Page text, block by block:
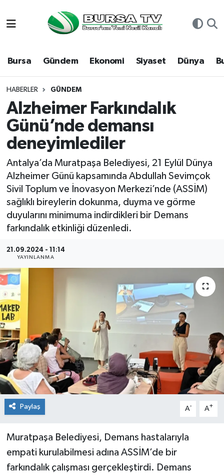
Bursa Gündem Ekonomi Siyaset Dünya
HABERLER GÜNDEM
Alzheimer Farkındalık
Günü’nde demansı
deneyimlediler
Antalya’da Muratpaşa Belediyesi, 21 Eylül Dünya
Alzheimer Günü kapsamında Abdullah Sevimçok
Sivil Toplum ve İnovasyon Merkezi’nde (ASSİM)
sağlıklı bireylerin dokunma, duyma ve görme
duyularını minimuma indirdikleri bir Demans
farkındalık etkinliği düzenledi.
21.09.2024 - 11:14
YAYINLANMA
Paylaş A- A+
Muratpaşa Belediyesi, Demans hastalarıyla
empati kurulabilmesi adına ASSİM’de bir
farkındalık çalışması gerçekleştirdi. Demans
Bursa
Dünya
Eğitim
Ekonomi
Genel
Gündem
Magazin
Siyaset
Türkiye
Hava Durumu
Namaz Vakitleri
Trafik Durumu
Süper Lig Puan Durumu ve Fikstür
Tüm Manşetler
Son Dakika Haberleri
Haber Arşivi